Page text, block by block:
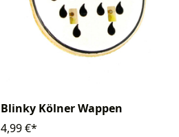
Blinky Kölner Wappen
4,99 €*